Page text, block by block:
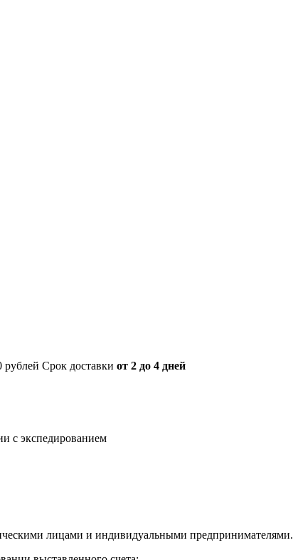
рублей Срок доставки от 2 до 4 дней
с экспедированием
лицами и индивидуальными